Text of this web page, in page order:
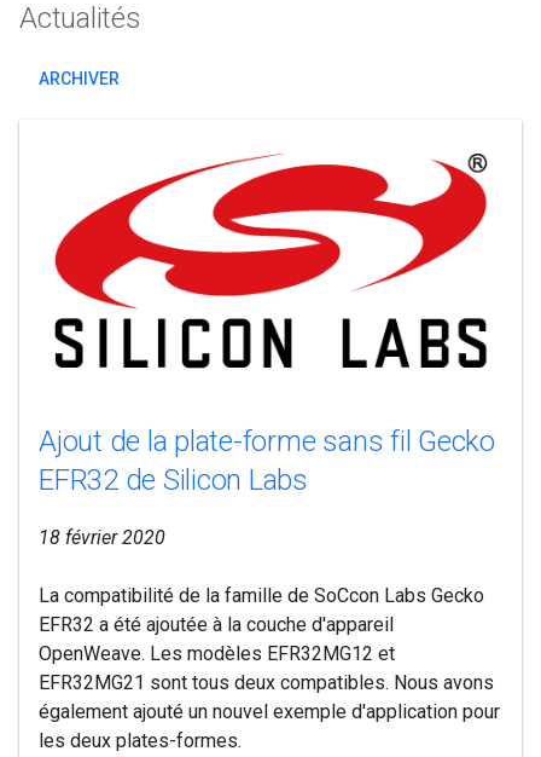
Actualités
ARCHIVER
Ajout de la plate-forme sans fil Gecko
EFR32 de Silicon Labs
18 février 2020
La compatibilité de la famille de SoCcon Labs Gecko
EFR32 a été ajoutée à la couche d'appareil
OpenWeave. Les modèles EFR32MG12 et
EFR32MG21 sont tous deux compatibles. Nous avons
également ajouté un nouvel exemple d'application pour
les deux plates-formes.